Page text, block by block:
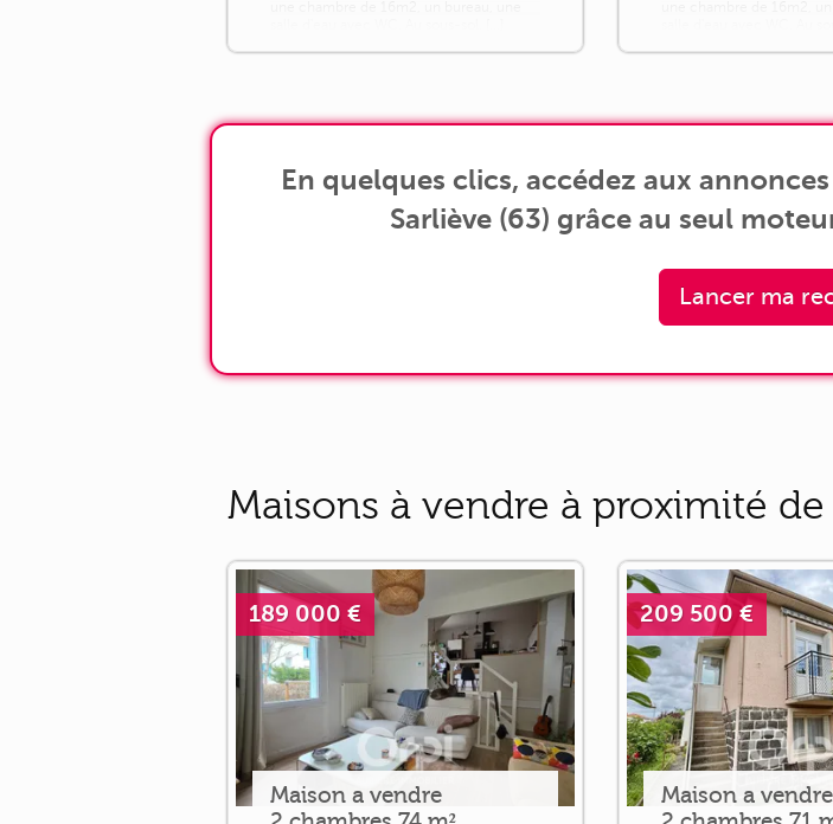
En quelques clics, accédez aux
Sarliève (63) grâce au seul
Lancer ma
Maisons à vendre à proximité
189 000 €
Maison a vendre
209 500 €
Maison a vendre